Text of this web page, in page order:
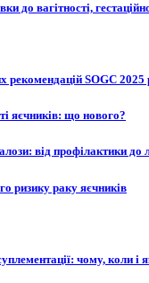
до вагітності,
рекомендацій SOGC 2025
яєчників: що нового?
від профілактики до
ризику раку яєчників
чому, коли і